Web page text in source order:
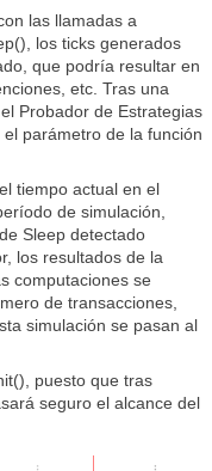
las llamadas a
los ticks generados
que podría resultar en
etc. Tras una
Probador de Estrategias
parámetro de la función
tiempo actual en el
de simulación,
Sleep detectado
los resultados de la
computaciones se
de transacciones,
simulación se pasan al
puesto que tras
seguro el alcance del